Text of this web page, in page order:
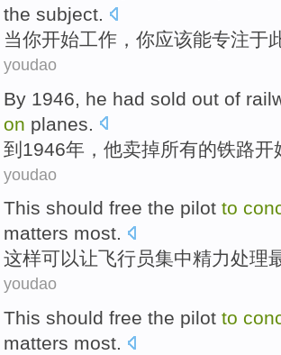
the subject.
当你开始工作 ，你应该能专注于
youdao
By 1946, he had sold out of
on planes
到1946年， 他卖掉所有的铁路开
youdao
This should free the pilot to
matters most.
这样可以让飞行员集中精力处理
youdao
This should free the pilot to
matters most.